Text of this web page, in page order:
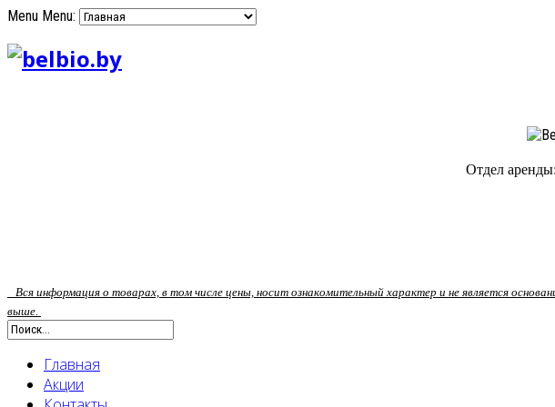
Menu Menu:
Минск
Отдел аренды:
Вся информация о товарах, в том числе цены, носит ознакомительный характер и не является
выше.
Главная
Акции